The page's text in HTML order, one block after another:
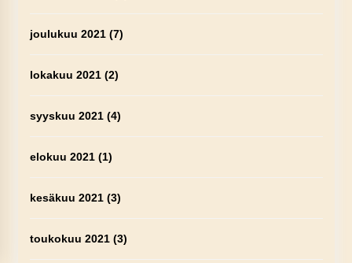
joulukuu 2021(7)
lokakuu 2021(2)
syyskuu 2021(4)
elokuu 2021(1)
kesäkuu 2021(3)
toukokuu 2021(3)